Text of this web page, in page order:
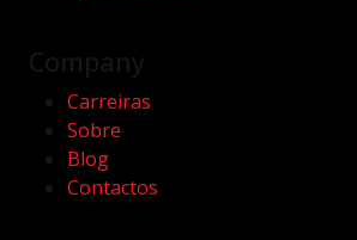
Carreiras
Sobre
Blog
Contactos